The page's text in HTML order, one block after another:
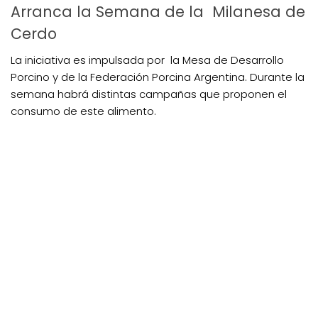
Arranca la Semana de la Milanesa de
Cerdo
La iniciativa es impulsada por la Mesa de Desarrollo
Porcino y de la Federación Porcina Argentina. Durante la
semana habrá distintas campañas que proponen el
consumo de este alimento.